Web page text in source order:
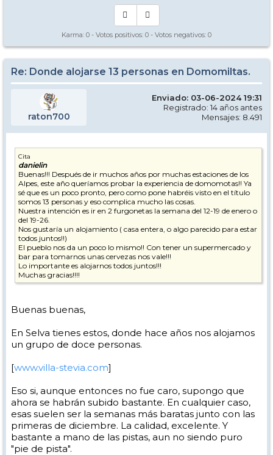
Karma: 0 - Votos positivos: 0 - Votos negativos: 0
Re: Donde alojarse 13 personas en Domomiltas.
raton700
Enviado: 03-06-2024 19:31
Registrado: 14 años antes
Mensajes: 8.491
Cita
danielin
Buenas!!! Después de ir muchos años por muchas estaciones de los
Alpes, este año queríamos probar la experiencia de domomotas!! Ya
sé que es un poco pronto, pero como pone habréis visto en el título
somos 13 personas y eso complica mucho las cosas.
Nuestra intención es ir en 2 furgonetas la semana del 12-19 de enero o
del 19-26.
Nos gustaría un alojamiento ( casa entera, o algo parecido para estar
todos juntos!!)
El pueblo nos da un poco lo mismo!! Con tener un supermercado y
bar para tomarnos unas cervezas nos vale!!!
Lo importante es alojarnos todos juntos!!!
Muchas gracias!!!!
Buenas buenas,
En Selva tienes estos, donde hace años nos alojamos
un grupo de doce personas.
[www.villa-stevia.com]
Eso si, aunque entonces no fue caro, supongo que
ahora se habrán subido bastante. En cualquier caso,
esas suelen ser la semanas más baratas junto con las
primeras de diciembre. La calidad, excelente. Y
bastante a mano de las pistas, aun no siendo puro
"pie de pista".